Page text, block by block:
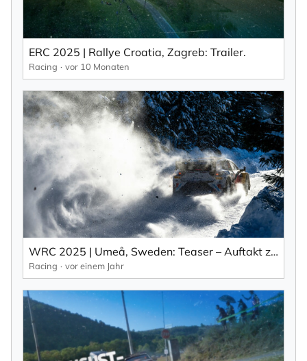
ERC 2025 | Rallye Croatia, Zagreb: Trailer.
Racing vor 10 Monaten
WRC 2025 | Umeå, Sweden: Teaser – Auftakt zur Schweden-Rallye (EN).
Racing vor einem Jahr
den ich jederzeit mit dem Link im Newsletter
selbst abbestellen kann.
Mit der Eintragung für den Newsletter bestätigen Sie die Verarbeitung
Ihrer Daten gemäß derDatenschutzerklärung
Newsletter abonnieren